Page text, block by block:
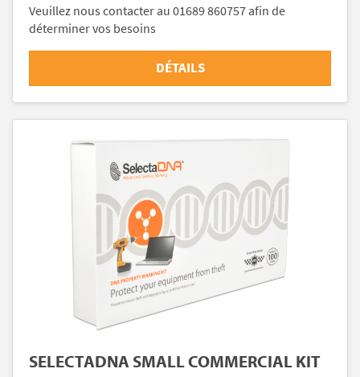
Veuillez nous contacter au 01689 860757 afin de
déterminer vos besoins
DÉTAILS
SELECTADNA SMALL COMMERCIAL KIT